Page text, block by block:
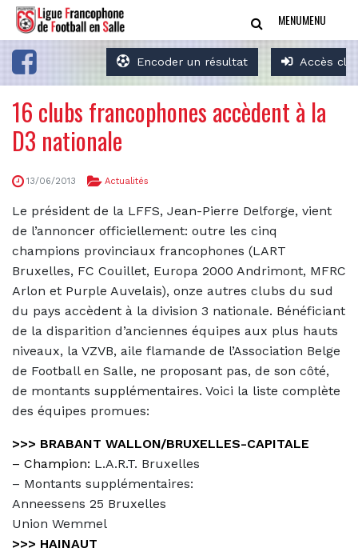
Encoder un résultat Accès
MENUMENU
16 clubs francophones accèdent à la
D3 nationale
13/06/2013 Actualités
Le président de la LFFS, Jean-Pierre Delforge, vient
de l’annoncer officiellement: outre les cinq
champions provinciaux francophones (LART
Bruxelles, FC Couillet, Europa 2000 Andrimont, MFRC
Arlon et Purple Auvelais), onze autres clubs du sud
du pays accèdent à la division 3 nationale. Bénéficiant
de la disparition d’anciennes équipes aux plus hauts
niveaux, la VZVB, aile flamande de l’Association Belge
de Football en Salle, ne proposant pas, de son côté,
de montants supplémentaires. Voici la liste complète
des équipes promues:
>>> BRABANT WALLON/BRUXELLES-CAPITALE
– Champion: L.A.R.T. Bruxelles
– Montants supplémentaires:
Anneessens 25 Bruxelles
Union Wemmel
>>> HAINAUT